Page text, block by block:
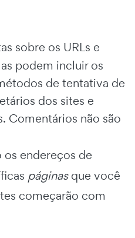
sobre os URLs e
podem incluir os
de tentativa de
dos sites e
Comentários não são
os endereços de
páginasque você
começarão com